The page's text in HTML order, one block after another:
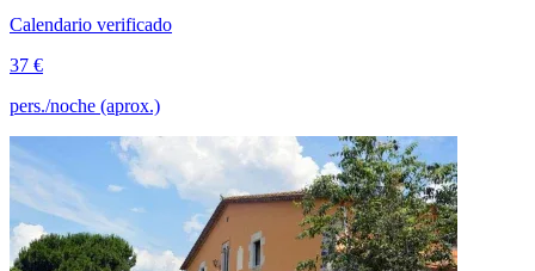
Calendario verificado
37 €
pers./noche (aprox.)